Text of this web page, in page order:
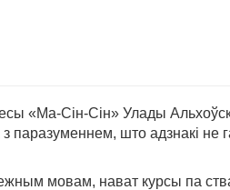
«Ма-Сін-Сін» Улады
што адзнакі не
мовам, нават курсы па